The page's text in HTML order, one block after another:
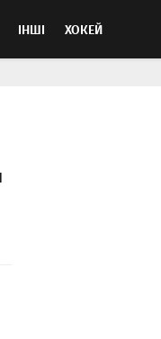
ІНШІ ХОКЕЙ